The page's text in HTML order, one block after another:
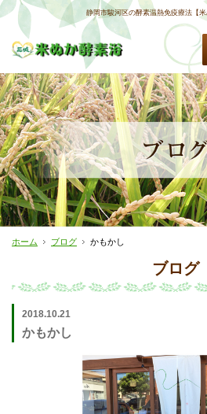
静岡市駿河区の酵素温熱免疫療法【
ホーム ブログ かもかし
ブログ
2018.10.21
かもかし